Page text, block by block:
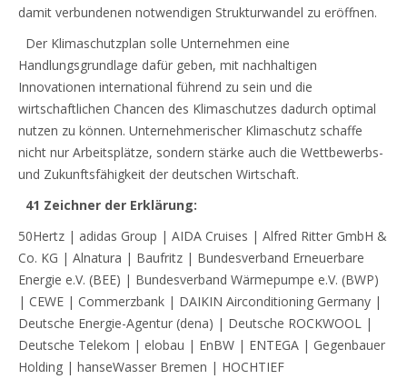
damit verbundenen notwendigen Strukturwandel zu eröffnen.
Der Klimaschutzplan solle Unternehmen eine
Handlungsgrundlage dafür geben, mit nachhaltigen
Innovationen international führend zu sein und die
wirtschaftlichen Chancen des Klimaschutzes dadurch optimal
nutzen zu können. Unternehmerischer Klimaschutz schaffe
nicht nur Arbeitsplätze, sondern stärke auch die Wettbewerbs-
und Zukunftsfähigkeit der deutschen Wirtschaft.
41 Zeichner der Erklärung:
50Hertz | adidas Group | AIDA Cruises | Alfred Ritter GmbH &
Co. KG | Alnatura | Baufritz | Bundesverband Erneuerbare
Energie e.V. (BEE) | Bundesverband Wärmepumpe e.V. (BWP)
| CEWE | Commerzbank | DAIKIN Airconditioning Germany |
Deutsche Energie-Agentur (dena) | Deutsche ROCKWOOL |
Deutsche Telekom | elobau | EnBW | ENTEGA | Gegenbauer
Holding | hanseWasser Bremen | HOCHTIEF